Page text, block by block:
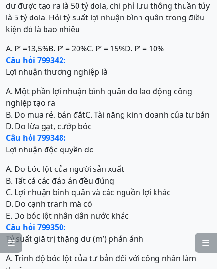


dư được tạo ra là 50 tỷ dola, chi phỉ lưu thông thuần túy
là 5 tỷ dola. Hỏi tỷ suất lợi nhuận bình quân trong điều
kiện đó là bao nhiêu
A. P’ =13,5%B. P’ = 20%C. P’ = 15%D. P’ = 10%
Câu hỏi 799342:
Lợi nhuận thương nghiệp là
A. Một phần lợi nhuận bình quân do lao động công
nghiệp tạo ra
B. Do mua rẻ, bán đắtC. Tài năng kinh doanh của tư bản
D. Do lừa gạt, cướp bóc
Câu hỏi 799348:
Lợi nhuận độc quyền do
A. Do bóc lột của người sản xuất
B. Tất cả các đáp án đều đúng
C. Lợi nhuận bình quân và các nguồn lợi khác
D. Do cạnh tranh mà có
E. Do bóc lột nhân dân nước khác
Câu hỏi 799350:
Tỷ suất giă trị thặng dư (m’) phản ánh
A. Trình độ bóc lột của tư bản đối với công nhân làm